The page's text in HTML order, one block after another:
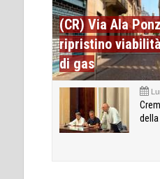
(CR) Via Ala
ripristino
di gas